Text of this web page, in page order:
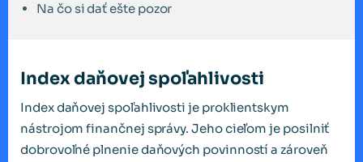
Na čo si dať ešte pozor
Index daňovej spoľahlivosti
Index daňovej spoľahlivosti je proklientskym
nástrojom finančnej správy. Jeho cieľom je posilniť
dobrovoľné plnenie daňových povinností a zároveň